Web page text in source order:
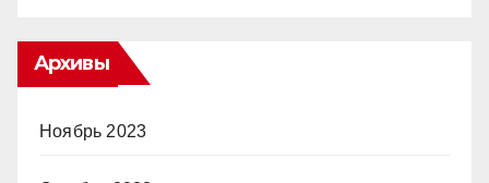
Архивы
Ноябрь 2023